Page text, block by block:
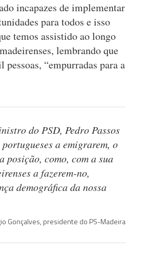
incapazes de implementar
para todos e isso
temos assistido ao longo
lembrando que
“empurradas para a
do PSD, Pedro Passos
a emigrarem, o
posição, como, com a sua
a fazerem-no,
demográfica da nossa
Gonçalves, presidente do PS-Madeira